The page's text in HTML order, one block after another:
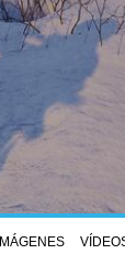
IMÁGENES